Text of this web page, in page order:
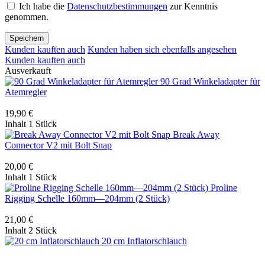
Ich habe die Datenschutzbestimmungen zur Kenntnis
genommen.
Speichern
Kunden kauften auch Kunden haben sich ebenfalls angesehen
Kunden kauften auch
Ausverkauft
90 Grad Winkeladapter für
Atemregler
19,90 €
Inhalt 1 Stück
Break Away
Connector V2 mit Bolt Snap
20,00 €
Inhalt 1 Stück
Proline
Rigging Schelle 160mm—204mm (2 Stück)
21,00 €
Inhalt 2 Stück
20 cm Inflatorschlauch